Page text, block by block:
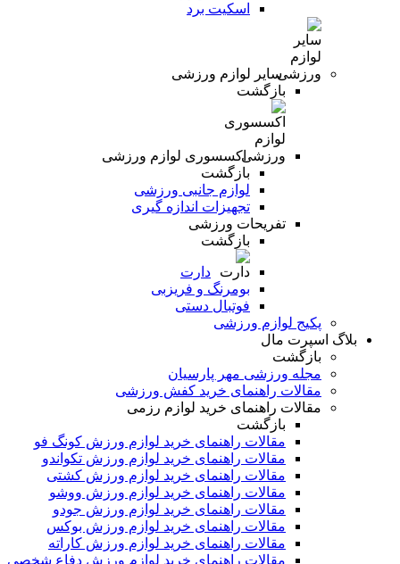
اسکیت برد
سایر لوازم ورزشی
بازگشت
اکسسوری لوازم ورزشی
بازگشت
لوازم جانبی ورزشی
تجهیزات اندازه گیری
تفریحات ورزشی
بازگشت
دارت
بومرنگ و فریزبی
فوتبال دستی
پکیج لوازم ورزشی
بلاگ اسپرت مال
بازگشت
مجله ورزشی مهر پارسیان
مقالات راهنمای خرید کفش ورزشی
مقالات راهنمای خرید لوازم رزمی
بازگشت
مقالات راهنمای خرید لوازم ورزش کونگ فو
مقالات راهنمای خرید لوازم ورزش تکواندو
مقالات راهنمای خرید لوازم ورزش کشتی
مقالات راهنمای خرید لوازم ورزش ووشو
مقالات راهنمای خرید لوازم ورزش جودو
مقالات راهنمای خرید لوازم ورزش بوکس
مقالات راهنمای خرید لوازم ورزش کاراته
مقالات راهنمای خرید لوازم ورزش دفاع شخصی